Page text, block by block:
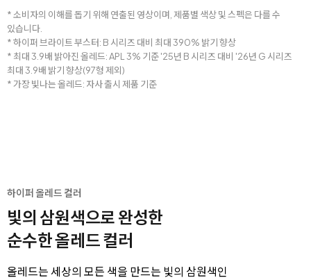
* 소비자의 이해를 돕기 위해 연출된 영상이며, 제품별 색상 및 스펙은 다를 수
있습니다.
* 하이퍼 브라이트 부스터: B 시리즈 대비 최대 390% 밝기 향상
* 최대 3.9배 밝아진 올레드: APL 3% 기준 '25년 B 시리즈 대비 '26년 G 시리즈
최대 3.9배 밝기 향상(97형 제외)
* 가장 빛나는 올레드: 자사 출시 제품 기준
하이퍼 올레드 컬러
빛의 삼원색으로 완성한
순수한 올레드 컬러
올레드는 세상의 모든 색을 만드는 빛의 삼원색인